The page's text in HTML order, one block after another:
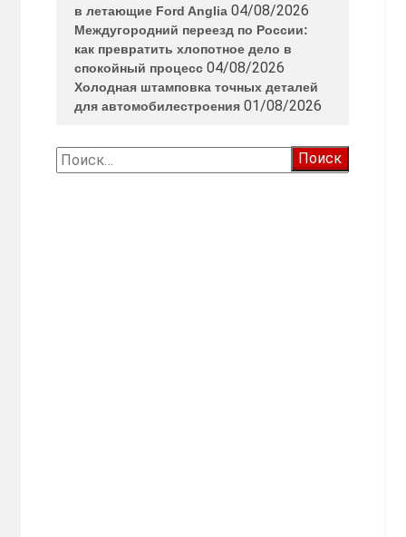
в летающие Ford Anglia 04/08/2026
Междугородний переезд по России:
как превратить хлопотное дело в
спокойный процесс 04/08/2026
Холодная штамповка точных деталей
для автомобилестроения 01/08/2026
Найти: